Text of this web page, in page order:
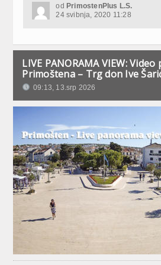
od PrimostenPlus L.S.
24 svibnja, 2020 11:28
LIVE PANORAMA VIEW:
Primoštena – Trg don Ive
09:13, 13.srp 2026